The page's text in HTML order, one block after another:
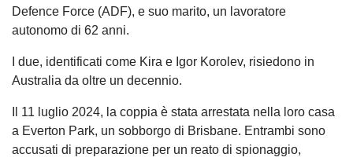
Defence Force (ADF), e suo marito, un lavoratore
autonomo di 62 anni.
I due, identificati come Kira e Igor Korolev, risiedono in
Australia da oltre un decennio.
Il 11 luglio 2024, la coppia è stata arrestata nella loro casa
a Everton Park, un sobborgo di Brisbane. Entrambi sono
accusati di preparazione per un reato di spionaggio,